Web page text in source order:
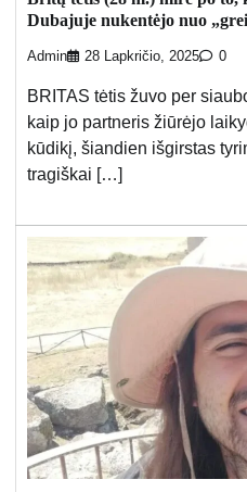
Dubajuje nukentėjo nuo
Admin 28 Lapkričio, 2025 0
BRITAS tėtis žuvo per
kaip jo partneris žiūrėjo
kūdikį, šiandien išgirstas
tragiškai […]